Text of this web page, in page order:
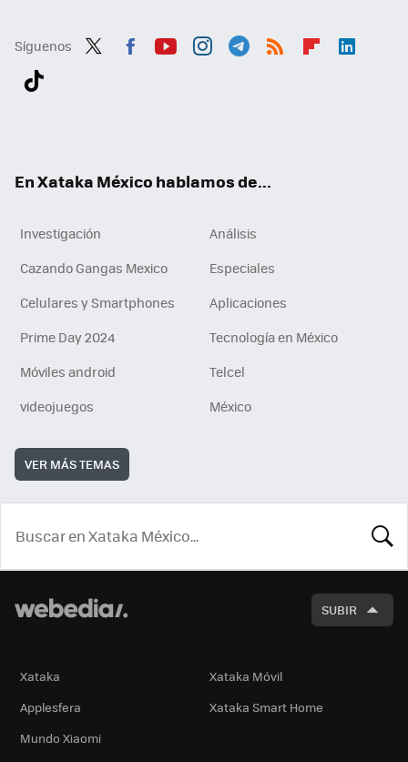
Síguenos
En Xataka México hablamos de...
Investigación
Análisis
Cazando Gangas Mexico
Especiales
Celulares y Smartphones
Aplicaciones
Prime Day 2024
Tecnología en México
Móviles android
Telcel
videojuegos
México
VER MÁS TEMAS
SUBIR
Xataka
Xataka Móvil
Applesfera
Xataka Smart Home
Mundo Xiaomi